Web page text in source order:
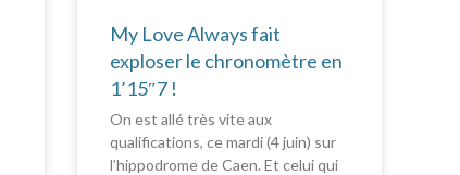
My Love Always fait
exploser le chronomètre en
1’15″7 !
On est allé très vite aux
qualifications, ce mardi (4 juin) sur
l’hippodrome de Caen. Et celui qui